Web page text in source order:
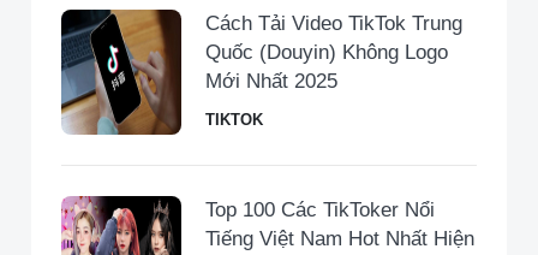
Cách Tải Video TikTok Trung
Quốc (Douyin) Không Logo
Mới Nhất 2025
TIKTOK
Top 100 Các TikToker Nổi
Tiếng Việt Nam Hot Nhất Hiện